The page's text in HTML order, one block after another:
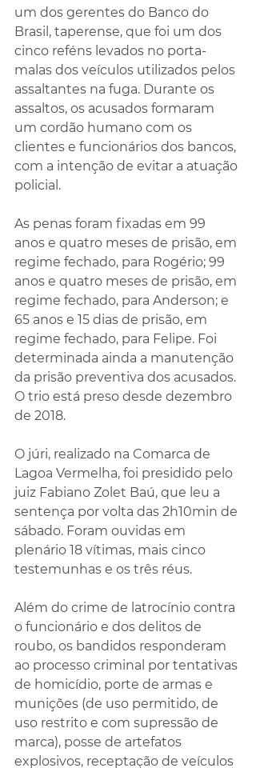
um dos gerentes do Banco do
Brasil, taperense, que foi um dos
cinco reféns levados no porta-
malas dos veículos utilizados pelos
assaltantes na fuga. Durante os
assaltos, os acusados formaram
um cordão humano com os
clientes e funcionários dos bancos,
com a intenção de evitar a atuação
policial.
As penas foram fixadas em 99
anos e quatro meses de prisão, em
regime fechado, para Rogério; 99
anos e quatro meses de prisão, em
regime fechado, para Anderson; e
65 anos e 15 dias de prisão, em
regime fechado, para Felipe. Foi
determinada ainda a manutenção
da prisão preventiva dos acusados.
O trio está preso desde dezembro
de 2018.
O júri, realizado na Comarca de
Lagoa Vermelha, foi presidido pelo
juiz Fabiano Zolet Baú, que leu a
sentença por volta das 2h10min de
sábado. Foram ouvidas em
plenário 18 vítimas, mais cinco
testemunhas e os três réus.
Além do crime de latrocínio contra
o funcionário e dos delitos de
roubo, os bandidos responderam
ao processo criminal por tentativas
de homicídio, porte de armas e
munições (de uso permitido, de
uso restrito e com supressão de
marca), posse de artefatos
explosivos, receptação de veículos